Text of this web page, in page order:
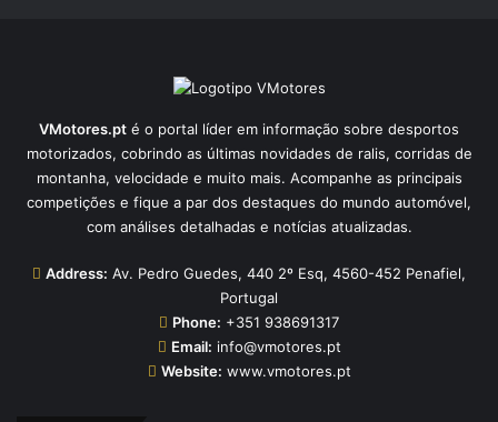
VMotores.pt é o portal líder em informação sobre desportos
motorizados, cobrindo as últimas novidades de ralis, corridas de
montanha, velocidade e muito mais. Acompanhe as principais
competições e fique a par dos destaques do mundo automóvel,
com análises detalhadas e notícias atualizadas.
Address: Av. Pedro Guedes, 440 2º Esq, 4560-452 Penafiel,
Portugal
Phone: +351 938691317
Email: info@vmotores.pt
Website: www.vmotores.pt